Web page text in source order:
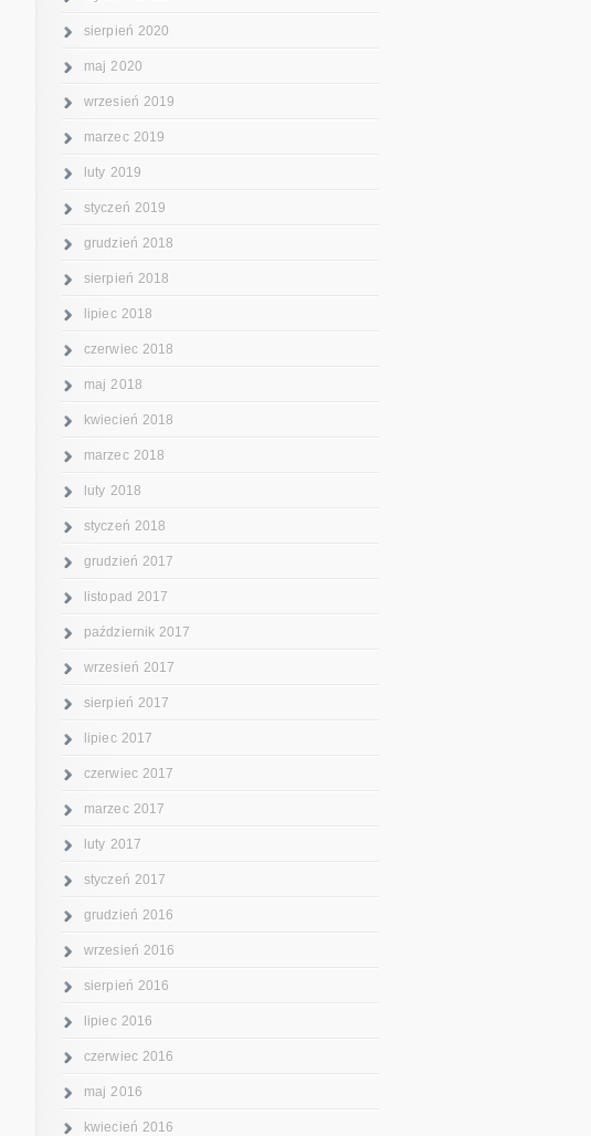
sierpień 2020
maj 2020
wrzesień 2019
marzec 2019
luty 2019
styczeń 2019
grudzień 2018
sierpień 2018
lipiec 2018
czerwiec 2018
maj 2018
kwiecień 2018
marzec 2018
luty 2018
styczeń 2018
grudzień 2017
listopad 2017
październik 2017
wrzesień 2017
sierpień 2017
lipiec 2017
czerwiec 2017
marzec 2017
luty 2017
styczeń 2017
grudzień 2016
wrzesień 2016
sierpień 2016
lipiec 2016
czerwiec 2016
maj 2016
kwiecień 2016